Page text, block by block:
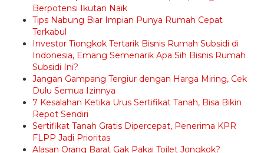
Berpotensi Ikutan Naik
Tips Nabung Biar Impian Punya Rumah Cepat
Terkabul
Investor Tiongkok Tertarik Bisnis Rumah Subsidi di
Indonesia, Emang Semenarik Apa Sih Bisnis Rumah
Subsidi Ini?
Jangan Gampang Tergiur dengan Harga Miring, Cek
Dulu Semua Izinnya
7 Kesalahan Ketika Urus Sertifikat Tanah, Bisa Bikin
Repot Sendiri
Sertifikat Tanah Gratis Dipercepat, Penerima KPR
FLPP Jadi Prioritas
Alasan Orang Barat Gak Pakai Toilet Jongkok?